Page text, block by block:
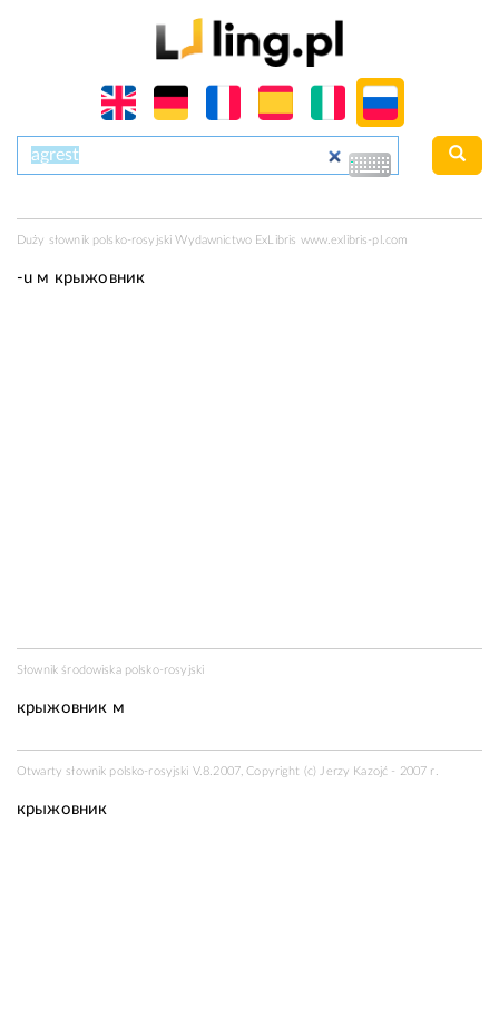
Duży słownik polsko-rosyjski Wydawnictwo ExLibris www.exlibris-pl.com
-u м крыжовник
Słownik środowiska polsko-rosyjski
крыжовник м
Otwarty słownik polsko-rosyjski V.8.2007, Copyright (c) Jerzy Kazojć - 2007 r.
крыжовник